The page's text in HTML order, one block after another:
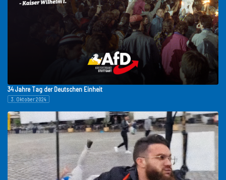
34 Jahre Tag der Deutschen Einheit
3. Oktober 2024